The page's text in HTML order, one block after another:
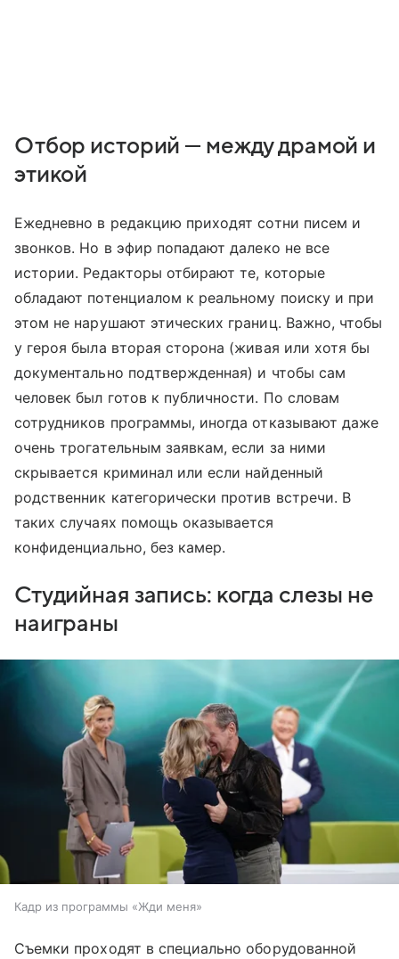
Отбор историй — между драмой и
этикой
Ежедневно в редакцию приходят сотни писем и
звонков. Но в эфир попадают далеко не все
истории. Редакторы отбирают те, которые
обладают потенциалом к реальному поиску и при
этом не нарушают этических границ. Важно, чтобы
у героя была вторая сторона (живая или хотя бы
документально подтвержденная) и чтобы сам
человек был готов к публичности. По словам
сотрудников программы, иногда отказывают даже
очень трогательным заявкам, если за ними
скрывается криминал или если найденный
родственник категорически против встречи. В
таких случаях помощь оказывается
конфиденциально, без камер.
Студийная запись: когда слезы не
наиграны
Кадр из программы «Жди меня»
Съемки проходят в специально оборудованной